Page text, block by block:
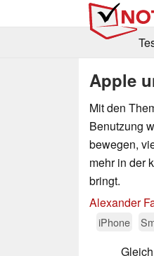
Apple
Mit den
Benutzung
bewegen,
mehr in der
bringt.
Alexander
iPhone